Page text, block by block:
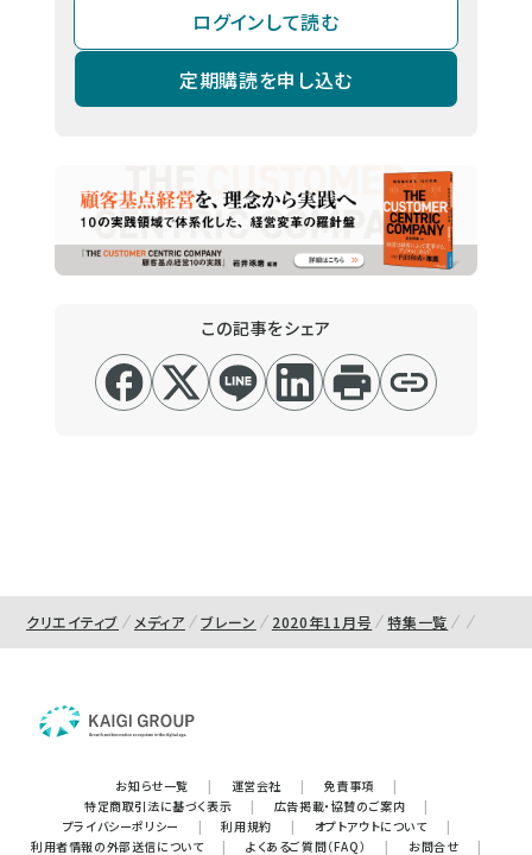
ログインして読む
定期購読を申し込む
この記事をシェア
クリエイティブ メディア ブレーン 2020年11月号 特集一覧
お知らせ一覧 | 運営会社 | 免責事項
|
特定商取引法に基づく表示
| 広告掲載・協賛のご案内
|
プライバシーポリシー
| 利用規約 | オプトアウトについて
|
利用者情報の外部送信について
| よくあるご質問（FAQ） | お問合せ |